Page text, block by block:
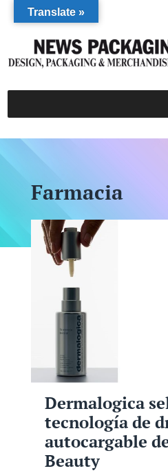
Farmacia
Dermalogica
tecnología de
autocargable
Beauty
Translate »